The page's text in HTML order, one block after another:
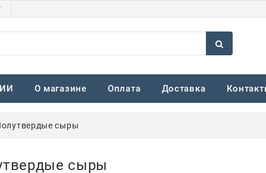
О магазине Оплата Доставка
сыры
сыры